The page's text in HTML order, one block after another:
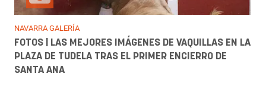
NAVARRA GALERÍA
FOTOS | LAS MEJORES IMÁGENES DE VAQUILLAS EN LA
PLAZA DE TUDELA TRAS EL PRIMER ENCIERRO DE
SANTA ANA